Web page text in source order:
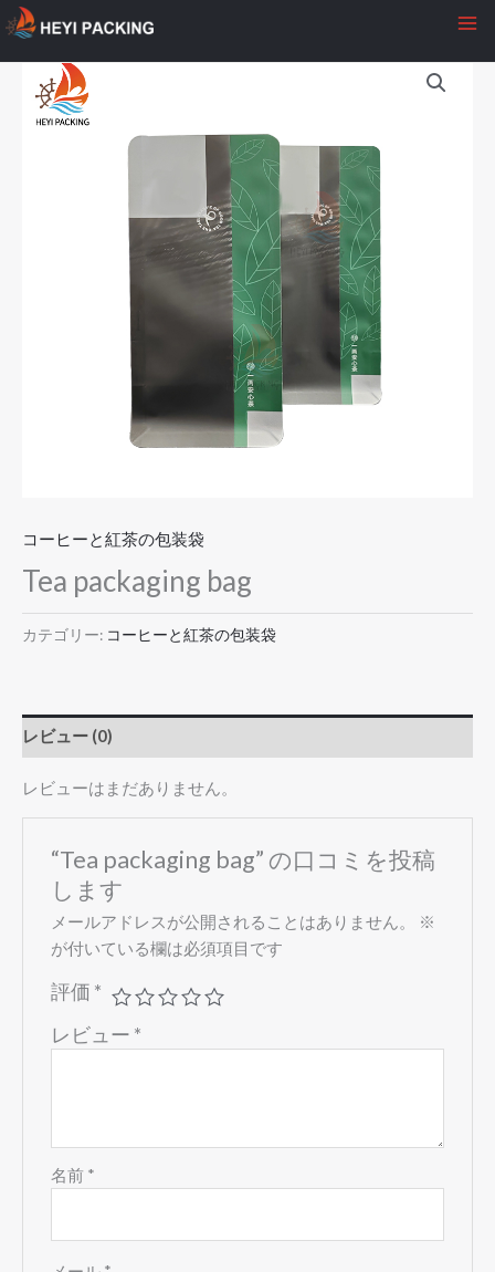
容
コーヒーと紅茶の包装袋
Tea packaging bag
カテゴリー: コーヒーと紅茶の包装袋
レビュー (0)
レビューはまだありません。
“Tea packaging bag” の口コミを投稿
します
メールアドレスが公開されることはありません。
※
が付いている欄は必須項目です
評価 *
レビュー *
名前 *